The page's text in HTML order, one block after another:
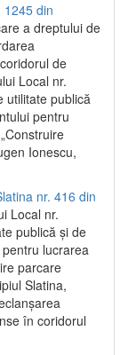
1245 din
a dreptului de
de
Local nr.
utilitate publică
pentru
Ionescu,
nr. 416 din
Local nr.
publică și de
lucrarea
parcare
Slatina,
în coridorul